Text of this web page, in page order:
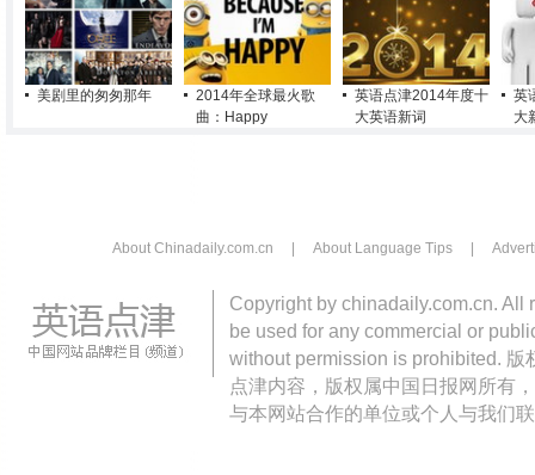
美剧里的匆匆那年
2014年全球最火歌
曲：Happy
英语点津2014年度十
大英语新词
英
大
About Chinadaily.com.cn About Language Tips
Copyright by chinadaily.com.cn. All
be used for any commercial or
without permission is prohibited.
点津内容，版权属中国日报网所有
与本网站合作的单位或个人与我们